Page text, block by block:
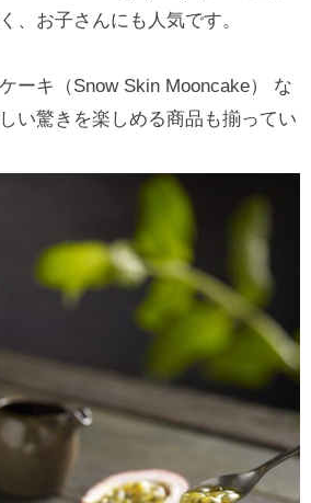
、お子さんにも人気です。
ーキ（Snow Skin Mooncake） な
い驚きを楽しめる商品も揃ってい